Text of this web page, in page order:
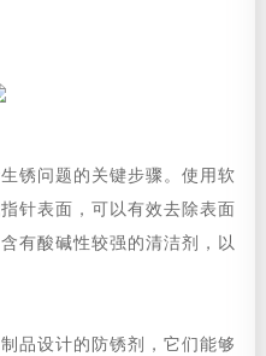
问题的关键步骤。使用软
针表面，可以有效去除表面
有酸碱性较强的清洁剂，以
设计的防锈剂，它们能够